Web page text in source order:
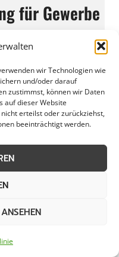
wir Technologien wie
und/oder darauf
zustimmst, können wir Daten
auf dieser Website
erteilst oder zurückziehst,
beeinträchtigt werden.
für Gewerbe
und um
bietet
Plätze und
zu halten. Durch
werden
und Flecken